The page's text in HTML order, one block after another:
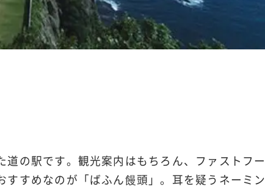
の駅です。観光案内はもちろん、ファストフー
すめなのが「ばふん饅頭」。耳を疑うネーミン